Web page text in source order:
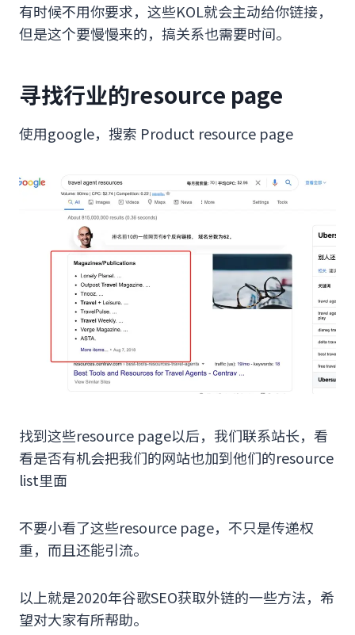
有时候不用你要求，这些KOL就会主动给你链接，
但是这个要慢慢来的，搞关系也需要时间。
寻找行业的resource page
使用google，搜索 Product resource page
找到这些resource page以后，我们联系站长，看
看是否有机会把我们的网站也加到他们的resource
list里面
不要小看了这些resource page，不只是传递权
重，而且还能引流。
以上就是2020年谷歌SEO获取外链的一些方法，希
望对大家有所帮助。